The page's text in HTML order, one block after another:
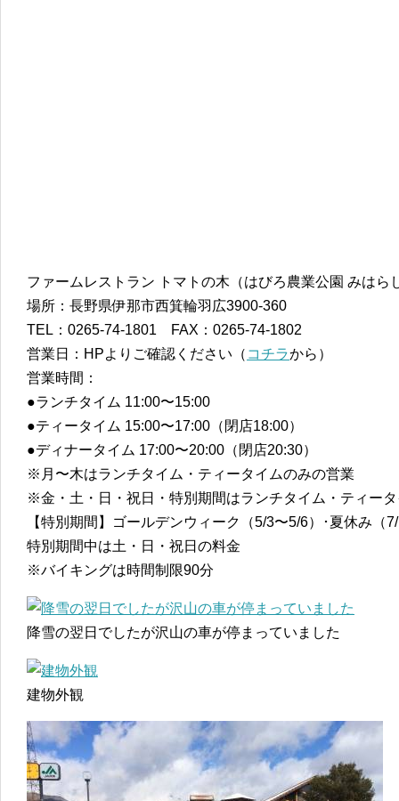
ファームレストラン トマトの木（はびろ農業公園 みはら
場所：長野県伊那市西箕輪羽広3900-360
TEL：0265-74-1801 FAX：0265-74-1802
営業日：HPよりご確認ください（ コチラから）
営業時間：
●ランチタイム 11:00〜15:00
●ティータイム 15:00〜17:00（閉店18:00）
●ディナータイム 17:00〜20:00（閉店20:30）
※月〜木はランチタイム・ティータイムのみの営業
※金・土・日・祝日・特別期間はランチタイム・ティー
【特別期間】ゴールデンウィーク（5/3〜5/6）･夏休み（
特別期間中は土・日・祝日の料金
※バイキングは時間制限90分
降雪の翌日でしたが沢山の車が停まっていました
建物外観